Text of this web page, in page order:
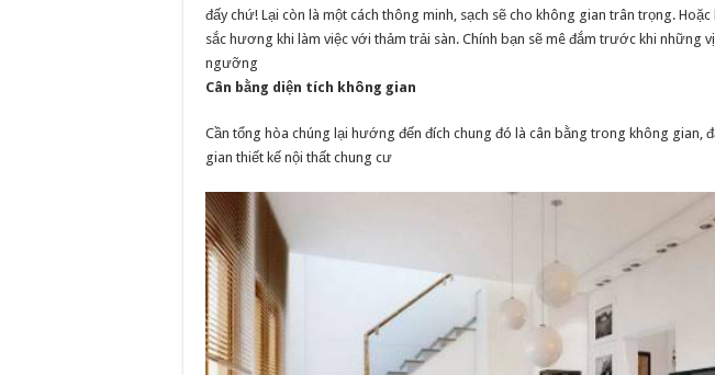
đấy chứ! Lại còn là một cách thông minh, sạch sẽ cho không gian trân trọng.
sắc hương khi làm việc với thảm trải sàn. Chính bạn sẽ mê đắm trước khi những
ngưỡng
Cân bằng diện tích không gian
Cần tổng hòa chúng lại hướng đến đích chung đó là cân bằng trong không gian,
gian thiết kế nội thất chung cư